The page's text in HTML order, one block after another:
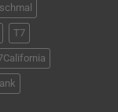
schmal
T7